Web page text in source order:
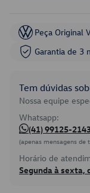
Peça Original
Garantia de 3
Tem dúvidas
Nossa equipe
Whatsapp:
(41) 99125-
(apenas mensagens de
Horário de
Segunda à sexta,